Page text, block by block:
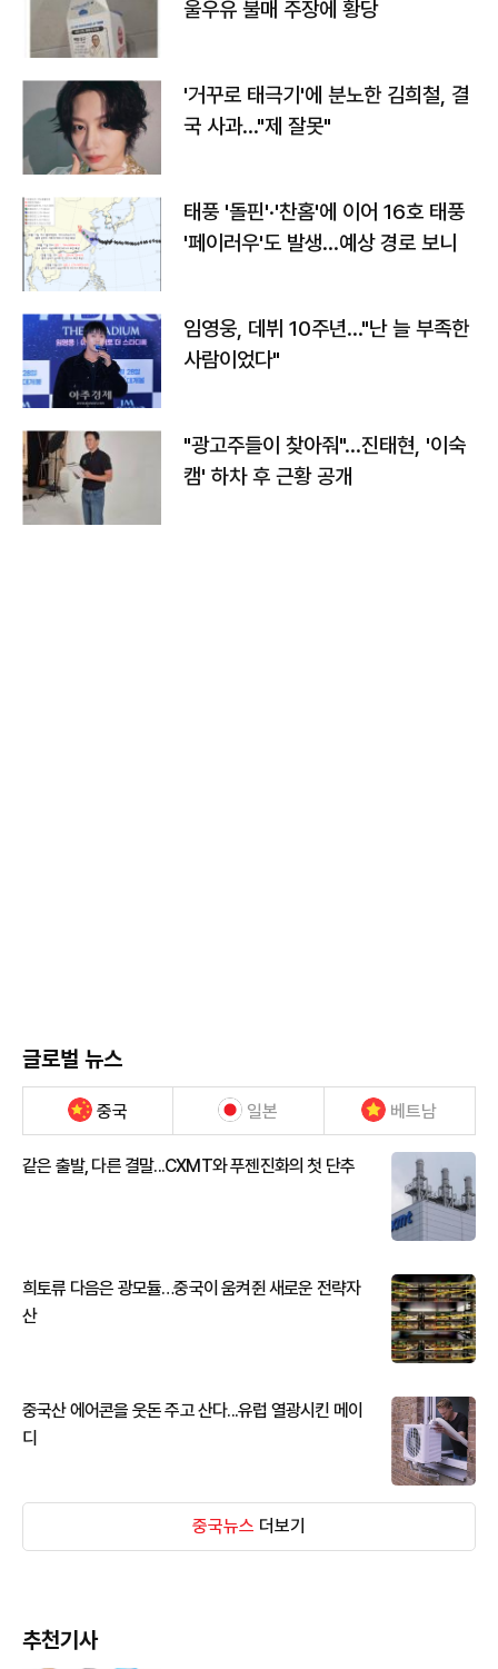
울우유 불매 주장에 황당
'거꾸로 태극기'에 분노한 김희철, 결
국 사과…"제 잘못"
태풍 '돌핀'·'찬홈'에 이어 16호 태풍
'페이러우'도 발생…예상 경로 보니
임영웅, 데뷔 10주년…"난 늘 부족한
사람이었다"
"광고주들이 찾아줘"…진태현, '이숙
캠' 하차 후 근황 공개
글로벌 뉴스
중국 일본 베트남
같은 출발, 다른 결말...CXMT와 푸젠진화의 첫 단추
희토류 다음은 광모듈…중국이 움켜쥔 새로운 전략자
산
중국산 에어콘을 웃돈 주고 산다...유럽 열광시킨 메이
디
중국뉴스 더보기
추천기사